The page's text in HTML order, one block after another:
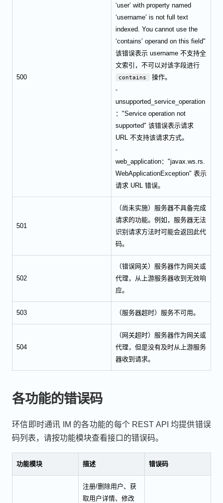
500
‘user’ with property named
‘username’ is not full text
indexed. You cannot use the
‘contains’ operand on this field"
该错误表示 username 不支持全
文索引，不可以对该字段进行
contains
操作。
-
unsupported_service_operation
："Service operation not
supported" 该错误表示请求
URL 不支持该请求方式。
-
web_application："javax.ws.rs.
WebApplicationException" 表示
请求 URL 错误。
501
（尚未实施）服务器不具备完成
请求的功能。例如，服务器无法
识别请求方法时可能会返回此代
码。
502
（错误网关）服务器作为网关或
代理，从上游服务器收到无效响
应。
503 （服务器超时）服务不可用。
504
（网关超时）服务器作为网关或
代理，但是没有及时从上游服务
器收到请求。
各功能的错误码
环信即时通讯 IM 的各功能的每个 REST API 均提供错误
码列表，请按功能模块查看接口的错误码。
功能模块 描述 错误码
注册/删除用户、获
取用户详情、修改